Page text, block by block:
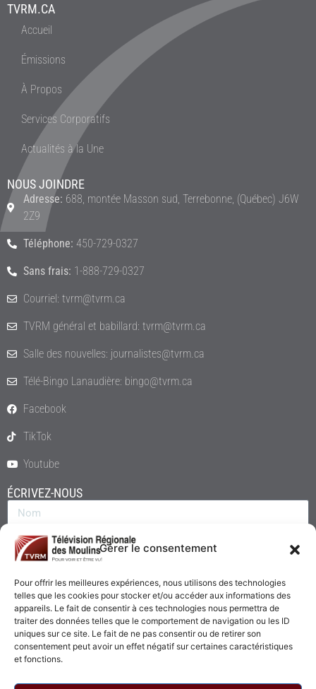
Gérer le consentement
Pour offrir les meilleures expériences, nous utilisons des technologies
telles que les cookies pour stocker et/ou accéder aux informations des
appareils. Le fait de consentir à ces technologies nous permettra de
traiter des données telles que le comportement de navigation ou les ID
uniques sur ce site. Le fait de ne pas consentir ou de retirer son
consentement peut avoir un effet négatif sur certaines caractéristiques
et fonctions.
TVRM.CA
Accueil
Émissions
À Propos
Services Corporatifs
Actualités à la Une
NOUS JOINDRE
Adresse: 688, montée Masson sud, Terrebonne, (Québec) J6W
2Z9
Téléphone: 450-729-0327
Sans frais: 1-888-729-0327
Courriel: tvrm@tvrm.ca
TVRM général et babillard: tvrm@tvrm.ca
Salle des nouvelles: journalistes@tvrm.ca
Télé-Bingo Lanaudière: bingo@tvrm.ca
Facebook
TikTok
Youtube
ÉCRIVEZ-NOUS